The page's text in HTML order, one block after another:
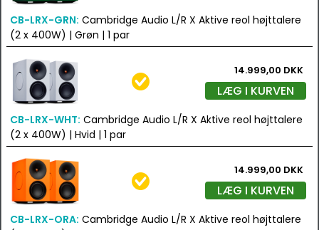
CB-LRX-GRN: Cambridge Audio L/R X Aktive reol højttalere
(2 x 400W) | Grøn | 1 par
14.999,00 DKK
LÆG I KURVEN
CB-LRX-WHT: Cambridge Audio L/R X Aktive reol højttalere
(2 x 400W) | Hvid | 1 par
14.999,00 DKK
LÆG I KURVEN
CB-LRX-ORA: Cambridge Audio L/R X Aktive reol højttalere